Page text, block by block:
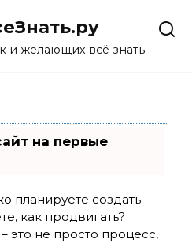
и желающих всё знать
на первые
планируете создать
как продвигать?
это не просто процесс,